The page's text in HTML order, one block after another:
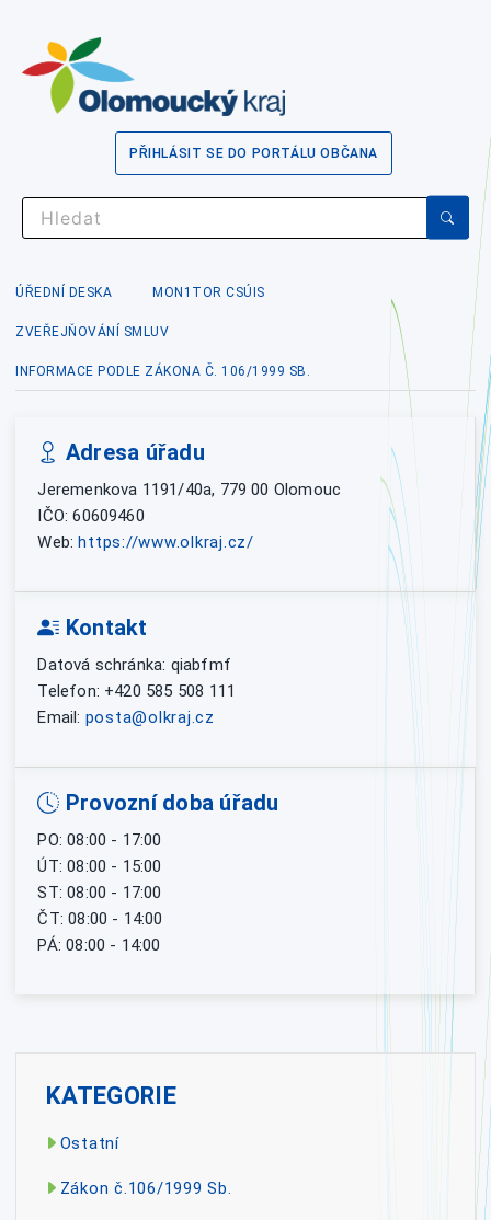
PŘIHLÁSIT SE DO PORTÁLU OBČANA
ÚŘEDNÍ DESKA MON1TOR CSÚIS
ZVEŘEJŇOVÁNÍ SMLUV
INFORMACE PODLE ZÁKONA Č. 106/1999 SB.
Adresa úřadu
Jeremenkova 1191/40a, 779 00 Olomouc
IČO: 60609460
Web: https://www.olkraj.cz/
Kontakt
Datová schránka: qiabfmf
Telefon: +420 585 508 111
Email: posta@olkraj.cz
Provozní doba úřadu
PO: 08:00 - 17:00
ÚT: 08:00 - 15:00
ST: 08:00 - 17:00
ČT: 08:00 - 14:00
PÁ: 08:00 - 14:00
KATEGORIE
Ostatní
Zákon č.106/1999 Sb.